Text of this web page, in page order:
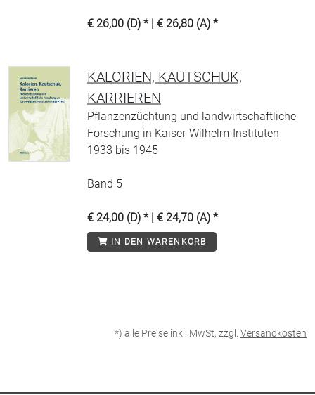
€ 26,00 (D) * | € 26,80 (A) *
KALORIEN, KAUTSCHUK,
KARRIEREN
Pflanzenzüchtung und landwirtschaftliche
Forschung in Kaiser-Wilhelm-Instituten
1933 bis 1945
Band 5
€ 24,00 (D) * | € 24,70 (A) *
IN DEN WARENKORB
*) alle Preise inkl. MwSt, zzgl. Versandkosten